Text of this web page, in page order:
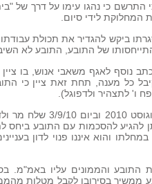
המשנה ליועמ"ש השיב לתובע ביום 24/6/10 כי התרשם כי נהגו
המחלוקת לידי סיום.
במסגרתו ביקש להגדיר את תכולת
של התובע, התובע לא השיב
5/7/10 שלח ולדפוגל מכתב נוסף לאגף משאבי
כל מענה, תחת זאת ציין כי
ו' לתצהיר ולדפוגל).
40. התובע שהה בחופשת מחלה
להסכמות עם התובע ביחס
והוא איננו פנוי לדון
בהשתתפות התובע והממונים עליו
בסירובו לקבל מטלות